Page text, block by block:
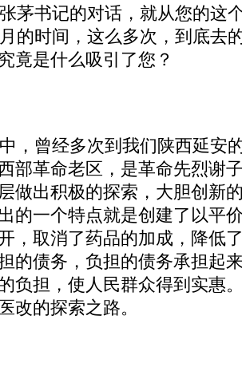
茅书记的对话，就从您的这
的时间，这么多次，到底去
竟是什么吸引了您？
，曾经多次到我们陕西延安
部革命老区，是革命先烈谢
做出积极的探索，大胆创新
的一个特点就是创建了以平
，取消了药品的加成，降低
的债务，负担的债务承担起
负担，使人民群众得到实惠
改的探索之路。